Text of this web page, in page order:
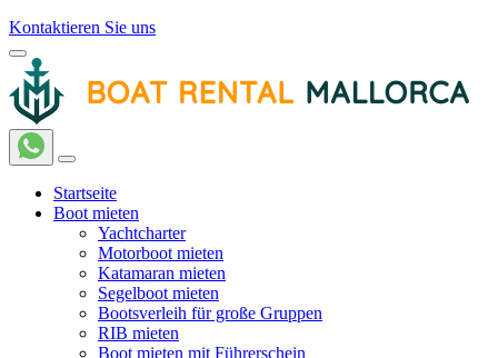
Kontaktieren Sie uns
Startseite
Boot mieten
Yachtcharter
Motorboot mieten
Katamaran mieten
Segelboot mieten
Bootsverleih für große Gruppen
RIB mieten
Boot mieten mit Führerschein